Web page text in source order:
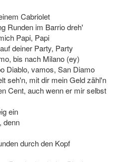
Cabriolet
Runden im Barrio dreh'
Papi, Papi
deiner Party, Party
bis nach Milano (ey)
Diablo, vamos, San Diamo
seh'n, mit dir mein Geld zähl'n
Cent, auch wenn er mir selbst
ein
denn
durch den Kopf